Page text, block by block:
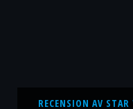
RECENSION AV